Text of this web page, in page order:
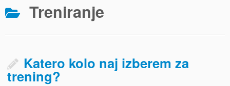
to
content
Treniranje
Katero kolo naj izberem za
trening?